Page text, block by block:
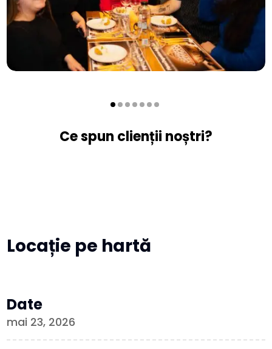
Ce spun clienții noștri?
Locație pe hartă
Date
mai 23, 2026